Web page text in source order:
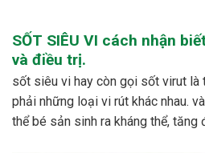
SỐT SIÊU VI cách nhận
và điều trị.
sốt siêu vi hay còn gọi sốt virut là
phải những loại vi rút khác nhau.
thể bé sản sinh ra kháng thể, tăng